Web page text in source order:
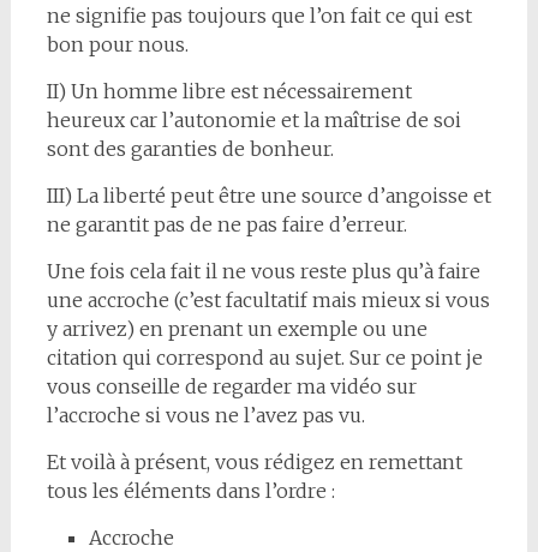
ne signifie pas toujours que l’on fait ce qui est
bon pour nous.
II) Un homme libre est nécessairement
heureux car l’autonomie et la maîtrise de soi
sont des garanties de bonheur.
III) La liberté peut être une source d’angoisse et
ne garantit pas de ne pas faire d’erreur.
Une fois cela fait il ne vous reste plus qu’à faire
une accroche (c’est facultatif mais mieux si vous
y arrivez) en prenant un exemple ou une
citation qui correspond au sujet. Sur ce point je
vous conseille de regarder ma vidéo sur
l’accroche si vous ne l’avez pas vu.
Et voilà à présent, vous rédigez en remettant
tous les éléments dans l’ordre :
Accroche